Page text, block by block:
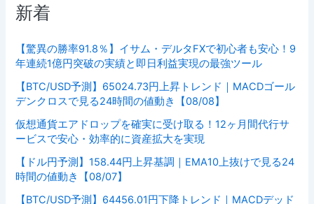
新着
【驚異の勝率91.8％】イサム・デルタFXで初心者も安心！9
年連続1億円突破の実績と即日利益実現の最強ツール
【BTC/USD予測】65024.73円上昇トレンド｜MACDゴール
デンクロスで見る24時間の値動き【08/08】
仮想通貨エアドロップを確実に受け取る！12ヶ月間代行サ
ービスで安心・効率的に資産拡大を実現
【ドル円予測】158.44円上昇基調｜EMA10上抜けで見る24
時間の値動き【08/07】
【BTC/USD予測】64456.01円下降トレンド｜MACDデッド